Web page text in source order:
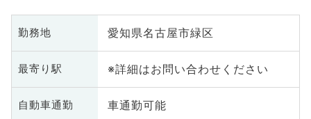
勤務地 愛知県名古屋市緑区
最寄り駅 ※詳細はお問い合わせください
自動車通勤 車通勤可能